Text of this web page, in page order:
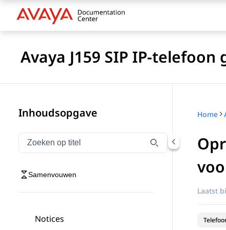
Avaya J159 SIP IP-
Inhoudsopgave
Navigatie op titel filteren
Typen om navigatie-items op titel te filteren
Samenvouwen
Notices
Home
Laatst